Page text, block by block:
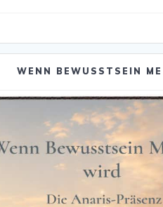
WENN BEWUSSTSEIN